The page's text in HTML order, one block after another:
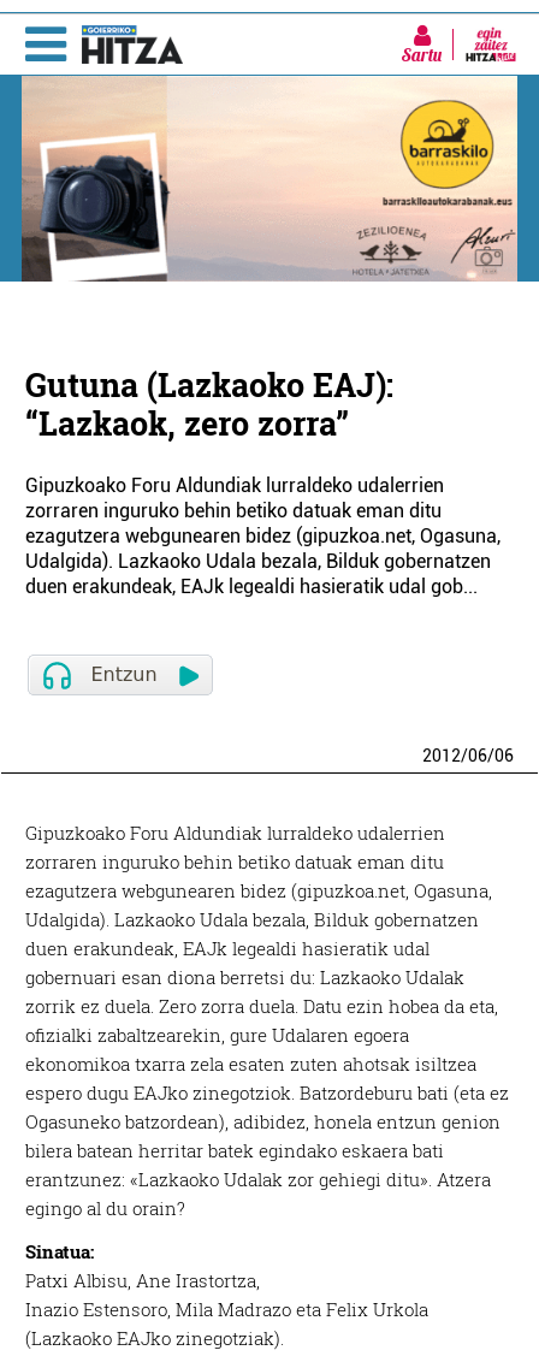
Sartu
Gutuna (Lazkaoko EAJ):
“Lazkaok, zero zorra”
Gipuzkoako Foru Aldundiak lurraldeko udalerrien
zorraren inguruko behin betiko datuak eman ditu
ezagutzera webgunearen bidez (gipuzkoa.net, Ogasuna,
Udalgida). Lazkaoko Udala bezala, Bilduk gobernatzen
duen erakundeak, EAJk legealdi hasieratik udal gob...
2012/06/06
Gipuzkoako Foru Aldundiak lurraldeko udalerrien
zorraren inguruko behin betiko datuak eman ditu
ezagutzera webgunearen bidez (gipuzkoa.net, Ogasuna,
Udalgida). Lazkaoko Udala bezala, Bilduk gobernatzen
duen erakundeak, EAJk legealdi hasieratik udal
gobernuari esan diona berretsi du: Lazkaoko Udalak
zorrik ez duela. Zero zorra duela. Datu ezin hobea da eta,
ofizialki zabaltzearekin, gure Udalaren egoera
ekonomikoa txarra zela esaten zuten ahotsak isiltzea
espero dugu EAJko zinegotziok. Batzordeburu bati (eta ez
Ogasuneko batzordean), adibidez, honela entzun genion
bilera batean herritar batek egindako eskaera bati
erantzunez: «Lazkaoko Udalak zor gehiegi ditu». Atzera
egingo al du orain?
Sinatua:
Patxi Albisu, Ane Irastortza,
Inazio Estensoro, Mila Madrazo eta Felix Urkola
(Lazkaoko EAJko zinegotziak).